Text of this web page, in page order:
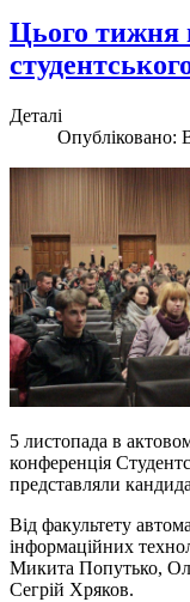
Цього тижня
Деталі
Опубліковано:
5 листопада в
конференція
представляли
Від факультету
інформаційних
Микита Попутько,
Сегрій Хряков.